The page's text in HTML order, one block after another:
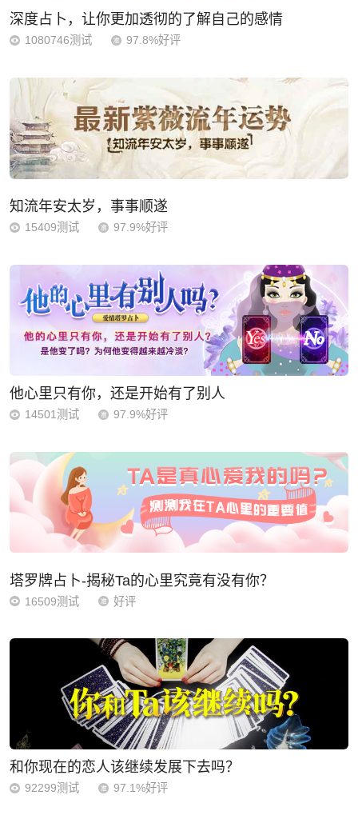
深度占卜，让你更加透彻的了解自己的感情
1080746测试 97.8%好评
知流年安太岁，事事顺遂
15409测试 97.9%好评
他心里只有你，还是开始有了别人
14501测试 97.9%好评
塔罗牌占卜-揭秘Ta的心里究竟有没有你？
16509测试 好评
和你现在的恋人该继续发展下去吗？
92299测试 97.1%好评